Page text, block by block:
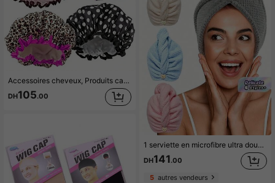
Accessoires cheveux, Produits capillaires, Outils pour cheveux, Articles pour cheveux, Soins capillaires, Brosse pour cheveux bouclés, Barbier, Accessoires de barbier, Équipement de coiffure, Produits de voyage essentiels, Produit de voyage essentiel, Coiffure, Coiffure, Cheveux, Voyage, Produits capillaires, Outils pour cheveux, Articles pour cheveux, Barbier, Accessoires de barbier, Salon de coiffure, Équipement de coiffure
DH105.00
1 serviette en microfibre ultra douce - séchage rapide, super absorbante, 300g, bonnet de séchage des cheveux très absorbant et doux, serviette de bain en polaire à séchage rapide, convient aux femmes et aux filles, prend soin en douceur des cheveux bouclés ou abîmés.
DH141 .00
5autres vendeurs